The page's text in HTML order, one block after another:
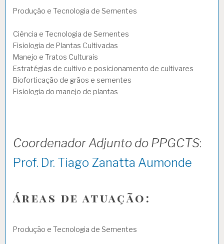
Produção e Tecnologia de Sementes
Ciência e Tecnologia de Sementes
Fisiologia de Plantas Cultivadas
Manejo e Tratos Culturais
Estratégias de cultivo e posicionamento de cultivares
Bioforticação de grãos e sementes
Fisiologia do manejo de plantas
Coordenador Adjunto do PPGCTS:
Prof. Dr. Tiago Zanatta Aumonde
Áreas de atuação:
Produção e Tecnologia de Sementes